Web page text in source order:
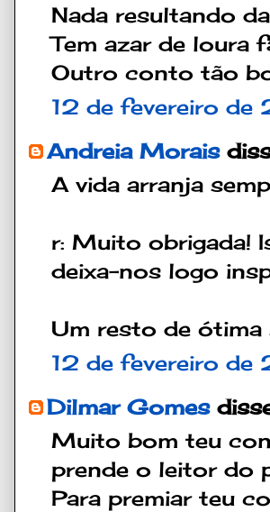
Nada resultando
Tem azar de loura
Outro conto tão
12 de fevereiro de
Andreia Morais
A vida arranja
r: Muito obrigada!
deixa-nos logo
Um resto de ótima
12 de fevereiro
Dilmar Gomes
Muito bom teu
prende o leitor do
Para premiar teu